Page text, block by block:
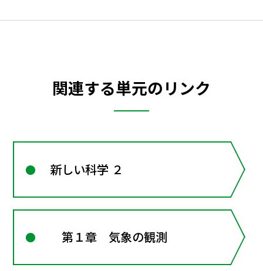
関連する単元のリンク
新しい科学 ２
第１章 気象の観測